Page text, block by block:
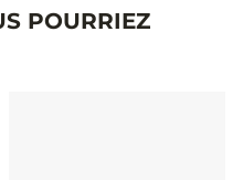
POURRIEZ